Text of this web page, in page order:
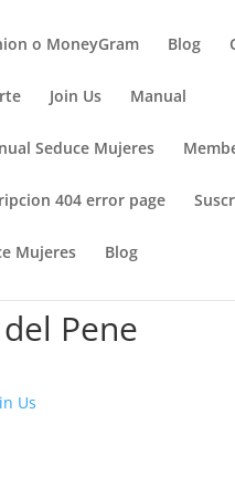
o MoneyGram Blog
Join Us Manual
Seduce Mujeres
404 error page
Mujeres Blog
Pene
Us